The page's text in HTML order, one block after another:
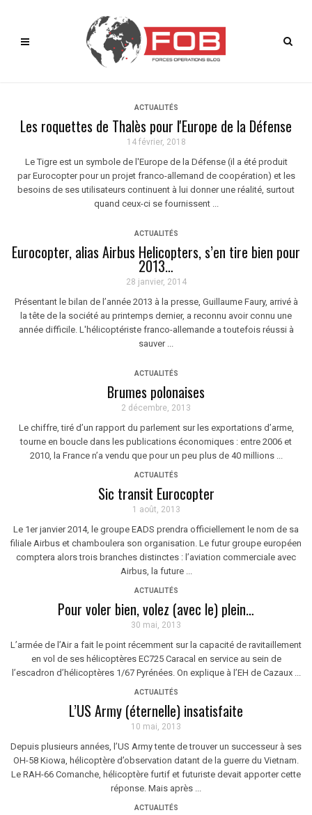
ACTUALITÉS
Les roquettes de Thalès pour l'Europe de la Défense
14 février, 2018
Le Tigre est un symbole de l'Europe de la Défense (il a été produit
par Eurocopter pour un projet franco-allemand de coopération) et les
besoins de ses utilisateurs continuent à lui donner une réalité, surtout
quand ceux-ci se fournissent ...
ACTUALITÉS
Eurocopter, alias Airbus Helicopters, s’en tire bien pour
2013…
28 janvier, 2014
Présentant le bilan de l’année 2013 à la presse, Guillaume Faury, arrivé à
la tête de la société au printemps dernier, a reconnu avoir connu une
année difficile. L'hélicoptériste franco-allemande a toutefois réussi à
sauver ...
ACTUALITÉS
Brumes polonaises
2 décembre, 2013
Le chiffre, tiré d’un rapport du parlement sur les exportations d’arme,
tourne en boucle dans les publications économiques : entre 2006 et
2010, la France n’a vendu que pour un peu plus de 40 millions ...
ACTUALITÉS
Sic transit Eurocopter
1 août, 2013
Le 1er janvier 2014, le groupe EADS prendra officiellement le nom de sa
filiale Airbus et chamboulera son organisation. Le futur groupe européen
comptera alors trois branches distinctes : l’aviation commerciale avec
Airbus, la future ...
ACTUALITÉS
Pour voler bien, volez (avec le) plein…
30 mai, 2013
L’armée de l’Air a fait le point récemment sur la capacité de ravitaillement
en vol de ses hélicoptères EC725 Caracal en service au sein de
l’escadron d’hélicoptères 1/67 Pyrénées. On explique à l’EH de Cazaux ...
ACTUALITÉS
L’US Army (éternelle) insatisfaite
10 mai, 2013
Depuis plusieurs années, l’US Army tente de trouver un successeur à ses
OH-58 Kiowa, hélicoptère d’observation datant de la guerre du Vietnam.
Le RAH-66 Comanche, hélicoptère furtif et futuriste devait apporter cette
réponse. Mais après ...
ACTUALITÉS